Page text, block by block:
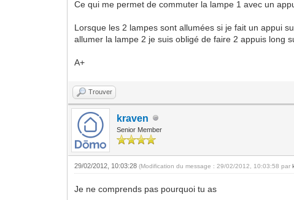
Ce qui me permet de commuter la lampe 1 avec un
Lorsque les 2 lampes sont allumées si je fait un appui
allumer la lampe 2 je suis obligé de faire 2 appuis long
A+
Trouver
kraven
Senior Member
29/02/2012, 10:03:28(Modification du message : 29/02/2012, 10:03:58 par
Je ne comprends pas pourquoi tu as